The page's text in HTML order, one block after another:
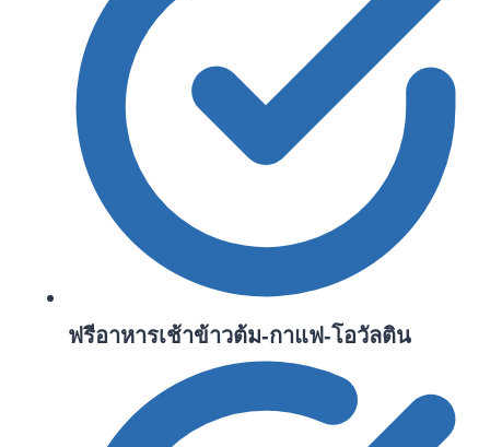
ฟรีอาหารเช้าข้าวต้ม-กาแฟ-โอวัลติน